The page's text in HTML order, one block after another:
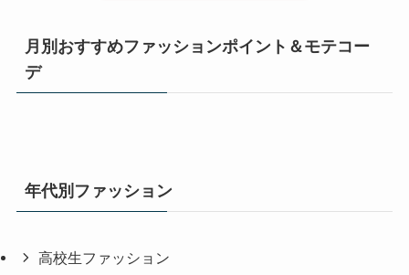
月別おすすめファッションポイント＆モテコー
デ
年代別ファッション
高校生ファッション